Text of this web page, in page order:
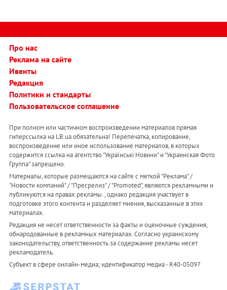
Про нас
Реклама на сайте
Ивенты
Редакция
Политики и стандарты
Пользовательское соглашение
При полном или частичном воспроизведении материалов прямая
гиперссылка на LB.ua обязательна! Перепечатка, копирование,
воспроизведение или иное использование материалов, в которых
содержится ссылка на агентство "Українськi Новини" и "Украинская Фото
Группа" запрещено.
Материалы, которые размещаются на сайте с меткой "Реклама" /
"Новости компаний" / "Пресрелиз" / "Promoted", являются рекламными и
публикуются на правах рекламы. , однако редакция участвует в
подготовке этого контента и разделяет мнения, высказанные в этих
материалах.
Редакция не несет ответственности за факты и оценочные суждения,
обнародованные в рекламных материалах. Согласно украинскому
законодательству, ответственность за содержание рекламы несет
рекламодатель.
Субъект в сфере онлайн-медиа; идентификатор медиа - R40-05097